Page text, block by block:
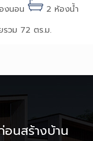
งนอน
2 ห้องน้ำ
รวม 72 ตร.ม.
นสร้างบ้าน